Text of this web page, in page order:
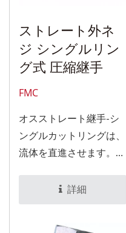
ストレート外ネ
ジ シングルリン
グ式 圧縮継手
FMC
オスストレート継手-シ
ングルカットリングは、
流体を直進させます。片
ングルカットリングとナ
ットで気密を確保し、も
詳細